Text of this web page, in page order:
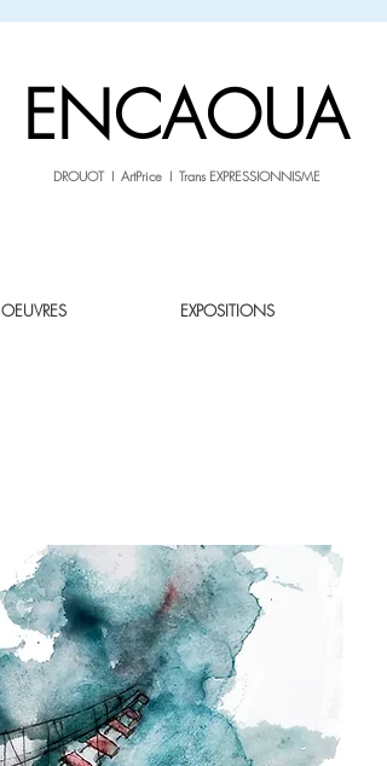
ENCAOUA
DROUOT I ArtPrice I Trans EXPRESSIONNISME
OEUVRES EXPOSITIONS